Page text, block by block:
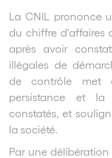
La CNIL prononce
du chiffre
après avoir
illégales de
de contrôle met
persistance et la
constatés, et
la société.
Par une délibération